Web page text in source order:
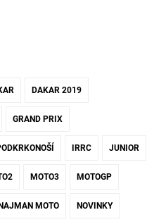
DAKAR 2019
GRAND PRIX
IRRC JUNIOR
MOTO3 MOTOGP
NAJMAN MOTO NOVINKY